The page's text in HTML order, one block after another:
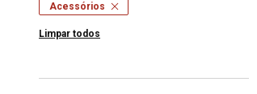
Acessórios
Limpar todos